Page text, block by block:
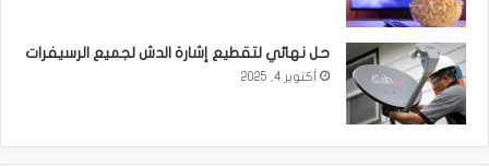
حل نهائي لتقطيع إشارة الدش لجميع الرسيفرات
أكتوبر 4, 2025